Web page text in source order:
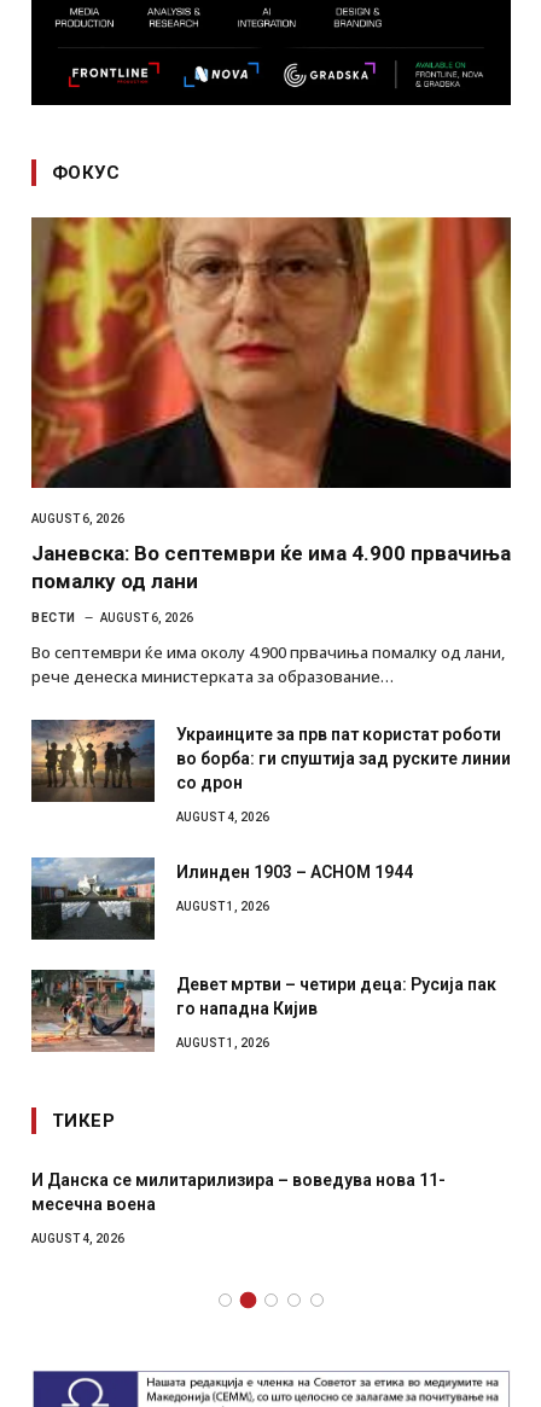
ФОКУС
AUGUST 6, 2026
Јаневска: Во септември ќе има 4.900 првачиња
помалку од лани
ВЕСТИ AUGUST 6, 2026
Во септември ќе има околу 4.900 првачиња помалку од лани,
рече денеска министерката за образование…
Украинците за прв пат користат роботи
во борба: ги спуштија зад руските линии
со дрон
AUGUST 4, 2026
Илинден 1903 – АСНОМ 1944
AUGUST 1, 2026
Девет мртви – четири деца: Русија пак
го нападна Кијив
AUGUST 1, 2026
ТИКЕР
И Данска се милитарилизира – воведува нова 11-
месечна воена
AUGUST 4, 2026